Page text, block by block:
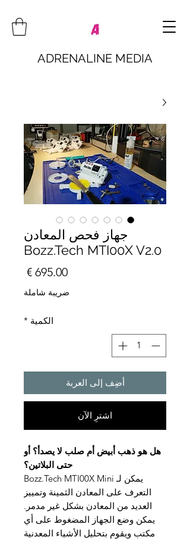
ADRENALINE MEDIA
جهاز فحص المعادن
Bozz.Tech MTI00X V2.0
ضريبة شاملة
الكمية *
أضِف إلى العربة
اشترِ الآن
هل هو ذهب أبيض أم صلب لا يصدأ؟ أو
حتى البلاتين؟
يمكن لـ Bozz.Tech MTI00X Mini
التعرف على المعادن الثمينة وتمييز
العديد من المعادن بشكل غير مدمر.
يمكن وضع الجهاز المضغوط على أي
مكتب ويقوم بتحليل الأشياء المعدنية